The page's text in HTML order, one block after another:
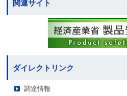
関連サイト
ダイレクトリンク
調達情報